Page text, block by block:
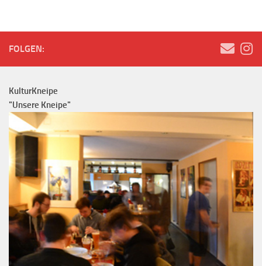
FOLGEN:
KulturKneipe
"Unsere Kneipe"